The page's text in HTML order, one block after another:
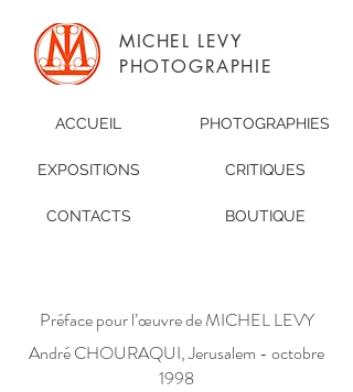
MICHEL LEVY
PHOTOGRAPHIE
ACCUEIL PHOTOGRAPHIES
EXPOSITIONS CRITIQUES
CONTACTS BOUTIQUE
Préface pour l’œuvre de MICHEL LEVY
André CHOURAQUI, Jerusalem - octobre
1998